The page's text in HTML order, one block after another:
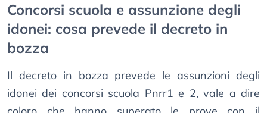
Concorsi scuola e assunzione degli
idonei: cosa prevede il decreto in
bozza
Il decreto in bozza prevede le assunzioni degli
idonei dei concorsi scuola Pnrr1 e 2, vale a dire